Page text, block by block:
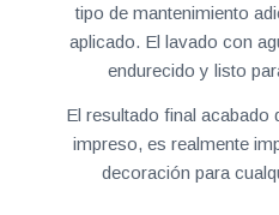
tipo de mantenimiento
aplicado. El lavado con
endurecido y listo
El resultado final acabado
impreso, es realmente
decoración para